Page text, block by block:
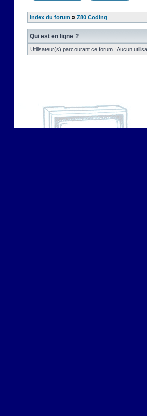
Index du forum » Z80 Coding
Qui est en ligne ?
Utilisateur(s) parcourant ce forum : Aucun